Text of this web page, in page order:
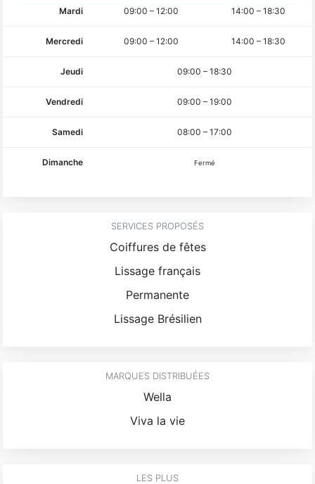
Mardi 09:00 – 12:00 14:00 – 18:30
Mercredi 09:00 – 12:00 14:00 – 18:30
Jeudi 09:00 – 18:30
Vendredi 09:00 – 19:00
Samedi 08:00 – 17:00
Dimanche Fermé
SERVICES PROPOSÉS
Coiffures de fêtes
Lissage français
Permanente
Lissage Brésilien
MARQUES DISTRIBUÉES
Wella
Viva la vie
LES PLUS